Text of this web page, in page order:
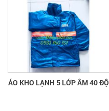
ÁO KHO LẠNH 5 LỚP ÂM 40 ĐỘ